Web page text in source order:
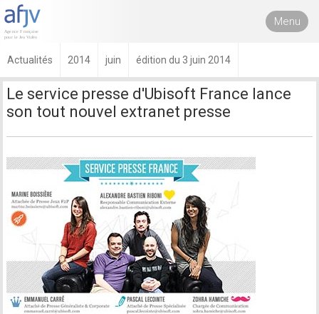
Menu
Actualités 2014 juin édition du 3 juin 2014
Le service presse d'Ubisoft France lance
son tout nouvel extranet presse